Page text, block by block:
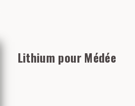
Lithium pour Médée